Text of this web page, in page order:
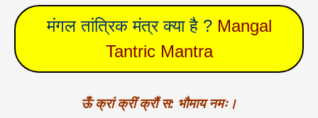
मंगल तांत्रिक मंत्र क्या है ?Mangal
Tantric Mantra
ऊँ क्रां क्रीं क्रौं स: भौमाय नमः।